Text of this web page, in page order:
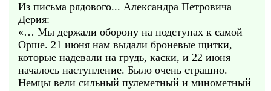
Из письма рядового... Александра Петровича
Дерия:
«… Мы держали оборону на подступах к самой
Орше. 21 июня нам выдали броневые щитки,
которые надевали на грудь, каски, и 22 июня
началось наступление. Было очень страшно.
Немцы вели сильный пулеметный и минометный